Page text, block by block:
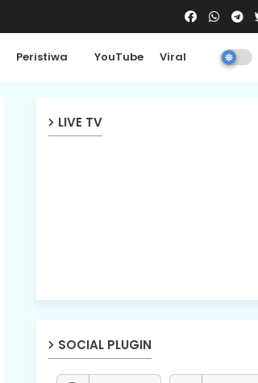
Peristiwa YouTube Viral
LIVE TV
SOCIAL PLUGIN